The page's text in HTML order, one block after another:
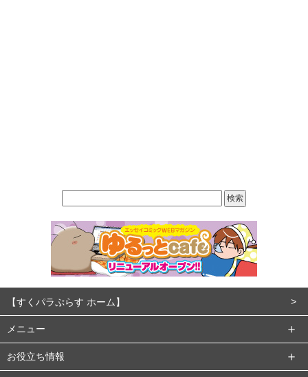
メニュー
お役立ち情報
【すくパラぷらす ホーム】